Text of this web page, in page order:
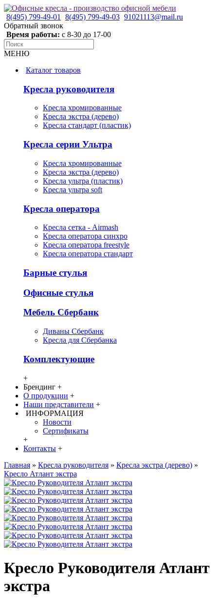
8(495) 799-49-01 8(495) 799-49-03 91021113@mail.ru
Обратный звонок
Время работы: с 8-30 до 17-00
МЕНЮ
Каталог товаров
Кресла руководителя
Кресла хромированные
Кресла экстра (дерево)
Кресла стандарт (пластик)
Кресла серии Ультра
Кресла хромированные
Кресла экстра (дерево)
Кресла ультра (пластик)
Кресла ультра soft
Кресла оператора
Кресла сетка - Airmash
Кресла оператора синхро
Кресла оператора freestyle
Кресла оператора стандарт
Барные стулья
Офисные стулья
Мебель Сбербанк
Диваны Сбербанк
Кресла для Сбербанка
Комплектующие
+
Брендинг +
О продукции +
Наши представители +
ИНФОРМАЦИЯ
Новости
Сертификаты
+
Контакты +
Главная » Кресла руководителя » Кресла экстра (дерево) »
Кресло Атлант экстра
Кресло Руководителя Атлант
экстра